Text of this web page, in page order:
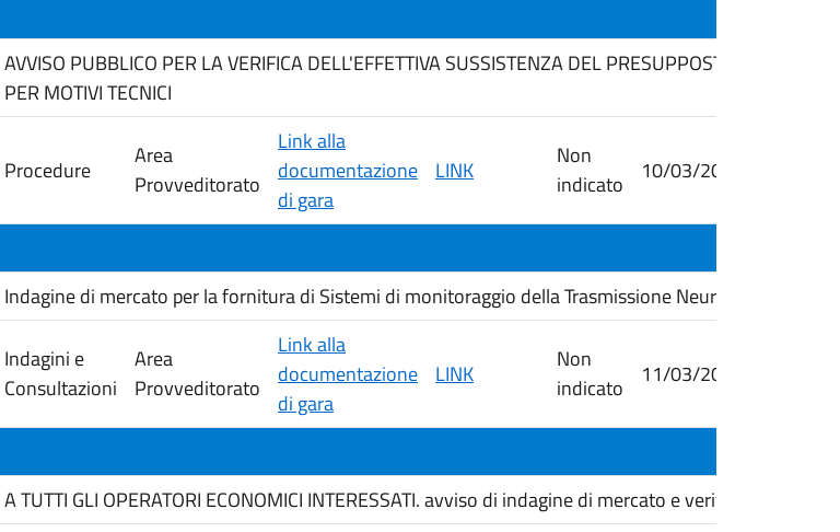
AVVISO PUBBLICO PER LA VERIFICA DELL'EFFETTIVA SUSSISTENZA DEL PRESUPPOSTO
PER MOTIVI TECNICI
Procedure
Area
Provveditorato
Link alla
documentazione
di gara
LINK
Non
indicato
10/03/2026
Indagine di mercato per la fornitura di Sistemi di monitoraggio della Trasmissione Neuromuscolare
Indagini e
Consultazioni
Area
Provveditorato
Link alla
documentazione
di gara
LINK
Non
indicato
11/03/2026
A TUTTI GLI OPERATORI ECONOMICI INTERESSATI. avviso di indagine di mercato e verifica